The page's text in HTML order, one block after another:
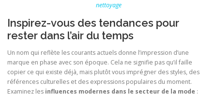
nettoyage
Inspirez-vous des tendances pour
rester dans l’air du temps
Un nom qui reflète les courants actuels donne l’impression d’une
marque en phase avec son époque. Cela ne signifie pas qu’il faille
copier ce qui existe déjà, mais plutôt vous imprégner des styles, des
références culturelles et des expressions populaires du moment.
Examinez les influences modernes dans le secteur de la mode :